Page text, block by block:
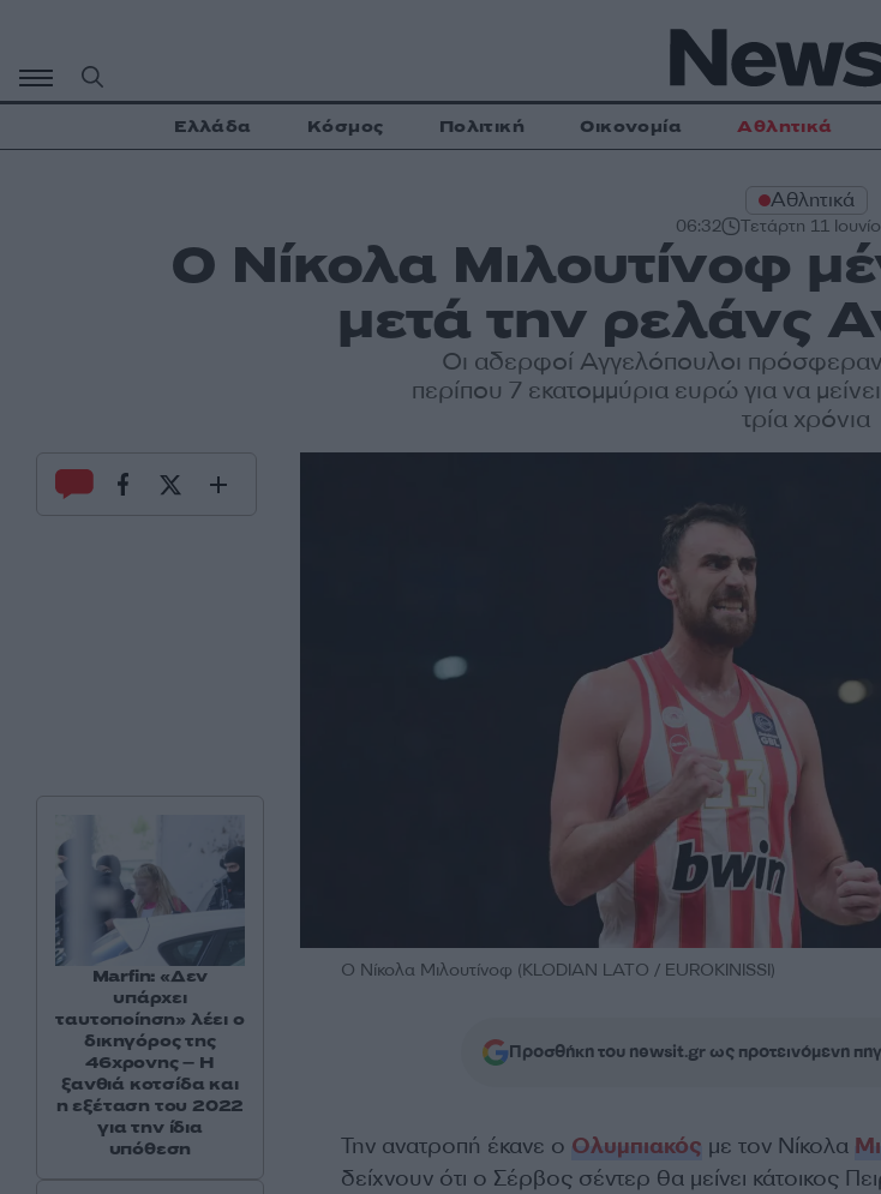
περιεχόμενο
Ελλάδα Κόσμος Πολιτική Οικονομία Αθλητικά
Αθλητικά
06:32 Τετάρτη 11
Ο Νίκολα Μιλουτίνοφ
μετά την ρελάνς
Οι αδερφοί Αγγελόπουλοι
περίπου 7 εκατομμύρια ευρώ για να
τρία χρόνια
Ο Νίκολα Μιλουτίνοφ (KLODIAN LATO / EUROKINISSI)
Προσθήκη του newsit.gr ως προτεινόμενη
Την ανατροπή έκανε ο Ολυμπιακός με τον Νίκολα
δείχνουν ότι ο Σέρβος σέντερ θα μείνει κάτοικος
Marfin: «Δεν
υπάρχει
ταυτοποίηση» λέει ο
δικηγόρος της
46χρονης – Η
ξανθιά κοτσίδα και
η εξέταση του 2022
για την ίδια
υπόθεση